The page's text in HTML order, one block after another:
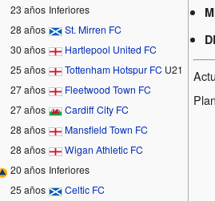
23 años Inferiores
28 años St. Mirren FC
30 años Hartlepool United FC
25 años Tottenham Hotspur FC U21
27 años Fleetwood Town FC
27 años Cardiff City FC
28 años Mansfield Town FC
28 años Wigan Athletic FC
20 años Inferiores
25 años Celtic FC